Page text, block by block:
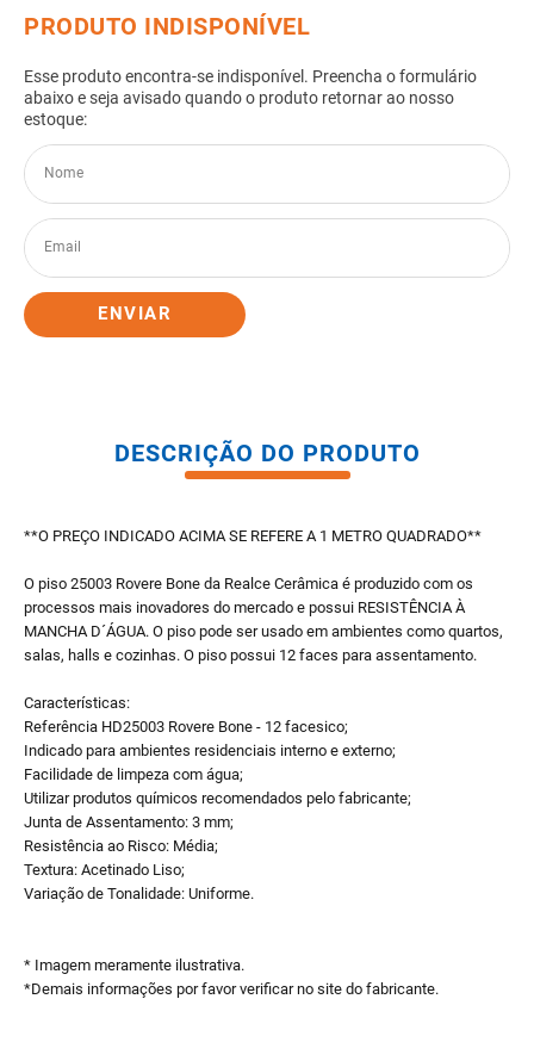
ENVIAR
DESCRIÇÃO DO PRODUTO
**O PREÇO INDICADO ACIMA SE REFERE A 1 METRO QUADRADO**
O piso 25003 Rovere Bone da Realce Cerâmica é produzido com os
processos mais inovadores do mercado e possui RESISTÊNCIA À
MANCHA D´ÁGUA. O piso pode ser usado em ambientes como quartos,
salas, halls e cozinhas. O piso possui 12 faces para assentamento.
Características:
Referência HD25003 Rovere Bone - 12 facesico;
Indicado para ambientes residenciais interno e externo;
Facilidade de limpeza com água;
Utilizar produtos químicos recomendados pelo fabricante;
Junta de Assentamento: 3 mm;
Resistência ao Risco: Média;
Textura: Acetinado Liso;
Variação de Tonalidade: Uniforme.
* Imagem meramente ilustrativa.
*Demais informações por favor verificar no site do fabricante.
10º vaso sanitario caixa acoplada